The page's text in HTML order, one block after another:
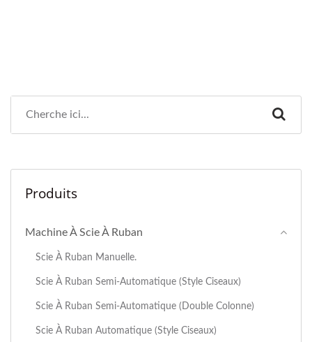
Produits
Machine À Scie À Ruban
Scie À Ruban Manuelle.
Scie À Ruban Semi-Automatique (Style Ciseaux)
Scie À Ruban Semi-Automatique (Double Colonne)
Scie À Ruban Automatique (style Ciseaux)